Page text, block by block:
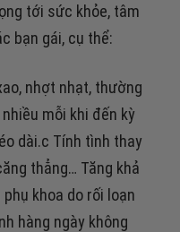
tới sức khỏe, tâm
bạn gái, cụ thể:
nhợt nhạt, thường
nhiều mỗi khi đến kỳ
dài.c Tính tình thay
thẳng… Tăng khả
khoa do rối loạn
hàng ngày không